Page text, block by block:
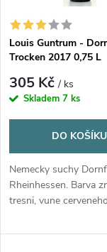
í
p
r
o
d
u
k
s
p
r
d
u
Louis Guntrum -
Trocken 2017 0,75 L
305 Kč/ ks
Skladem 7 ks
DO KOŠÍKU
Nemecky suchy
Rheinhessen. Barva
tresni, vune
taniny a vyraznym